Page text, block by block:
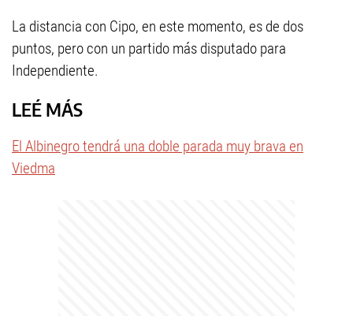
La distancia con Cipo, en este momento, es de dos
puntos, pero con un partido más disputado para
Independiente.
LEÉ MÁS
El Albinegro tendrá una doble parada muy brava en
Viedma